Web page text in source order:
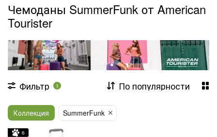
Чемоданы SummerFunk от American
Tourister
Фильтр 1 По популярности
Коллекция SummerFunk
6